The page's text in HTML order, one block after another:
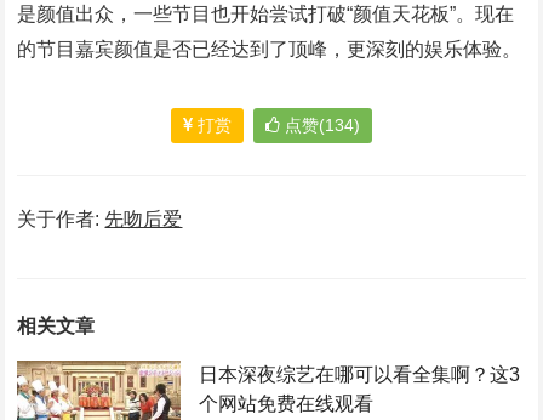
是颜值出众，一些节目也开始尝试打破“颜值天花板”。现在
的节目嘉宾颜值是否已经达到了顶峰，更深刻的娱乐体验。
打赏 点赞(134)
关于作者: 先吻后爱
相关文章
日本深夜综艺在哪可以看全集啊？这3
个网站免费在线观看